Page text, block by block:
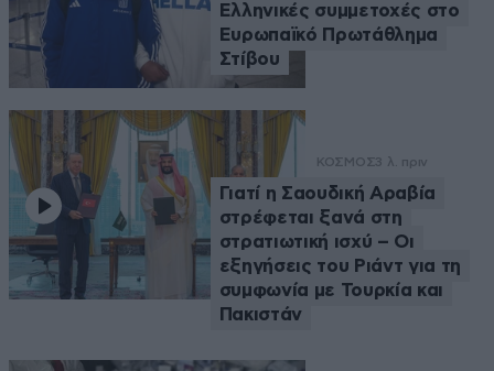
Ελληνικές συμμετοχές στο
Ευρωπαϊκό Πρωτάθλημα
Στίβου
ΚΟΣΜΟΣ3 λ. πριν
Γιατί η Σαουδική Αραβία
στρέφεται ξανά στη
στρατιωτική ισχύ – Οι
εξηγήσεις του Ριάντ για τη
συμφωνία με Τουρκία και
Πακιστάν